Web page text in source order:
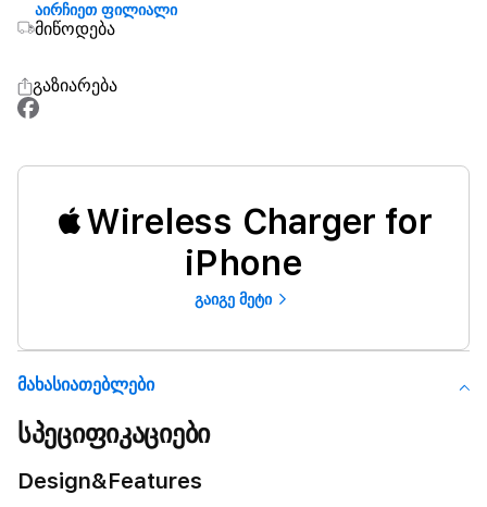
აირჩიეთ ფილიალი
მიწოდება
გაზიარება
Wireless Charger for
iPhone
გაიგე მეტი
Მახასიათებლები
სპეციფიკაციები
Design&Features